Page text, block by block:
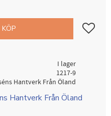
KÖP Lägg till
I lager
1217-9
Hantverk Från Öland
Hantverk Från Öland